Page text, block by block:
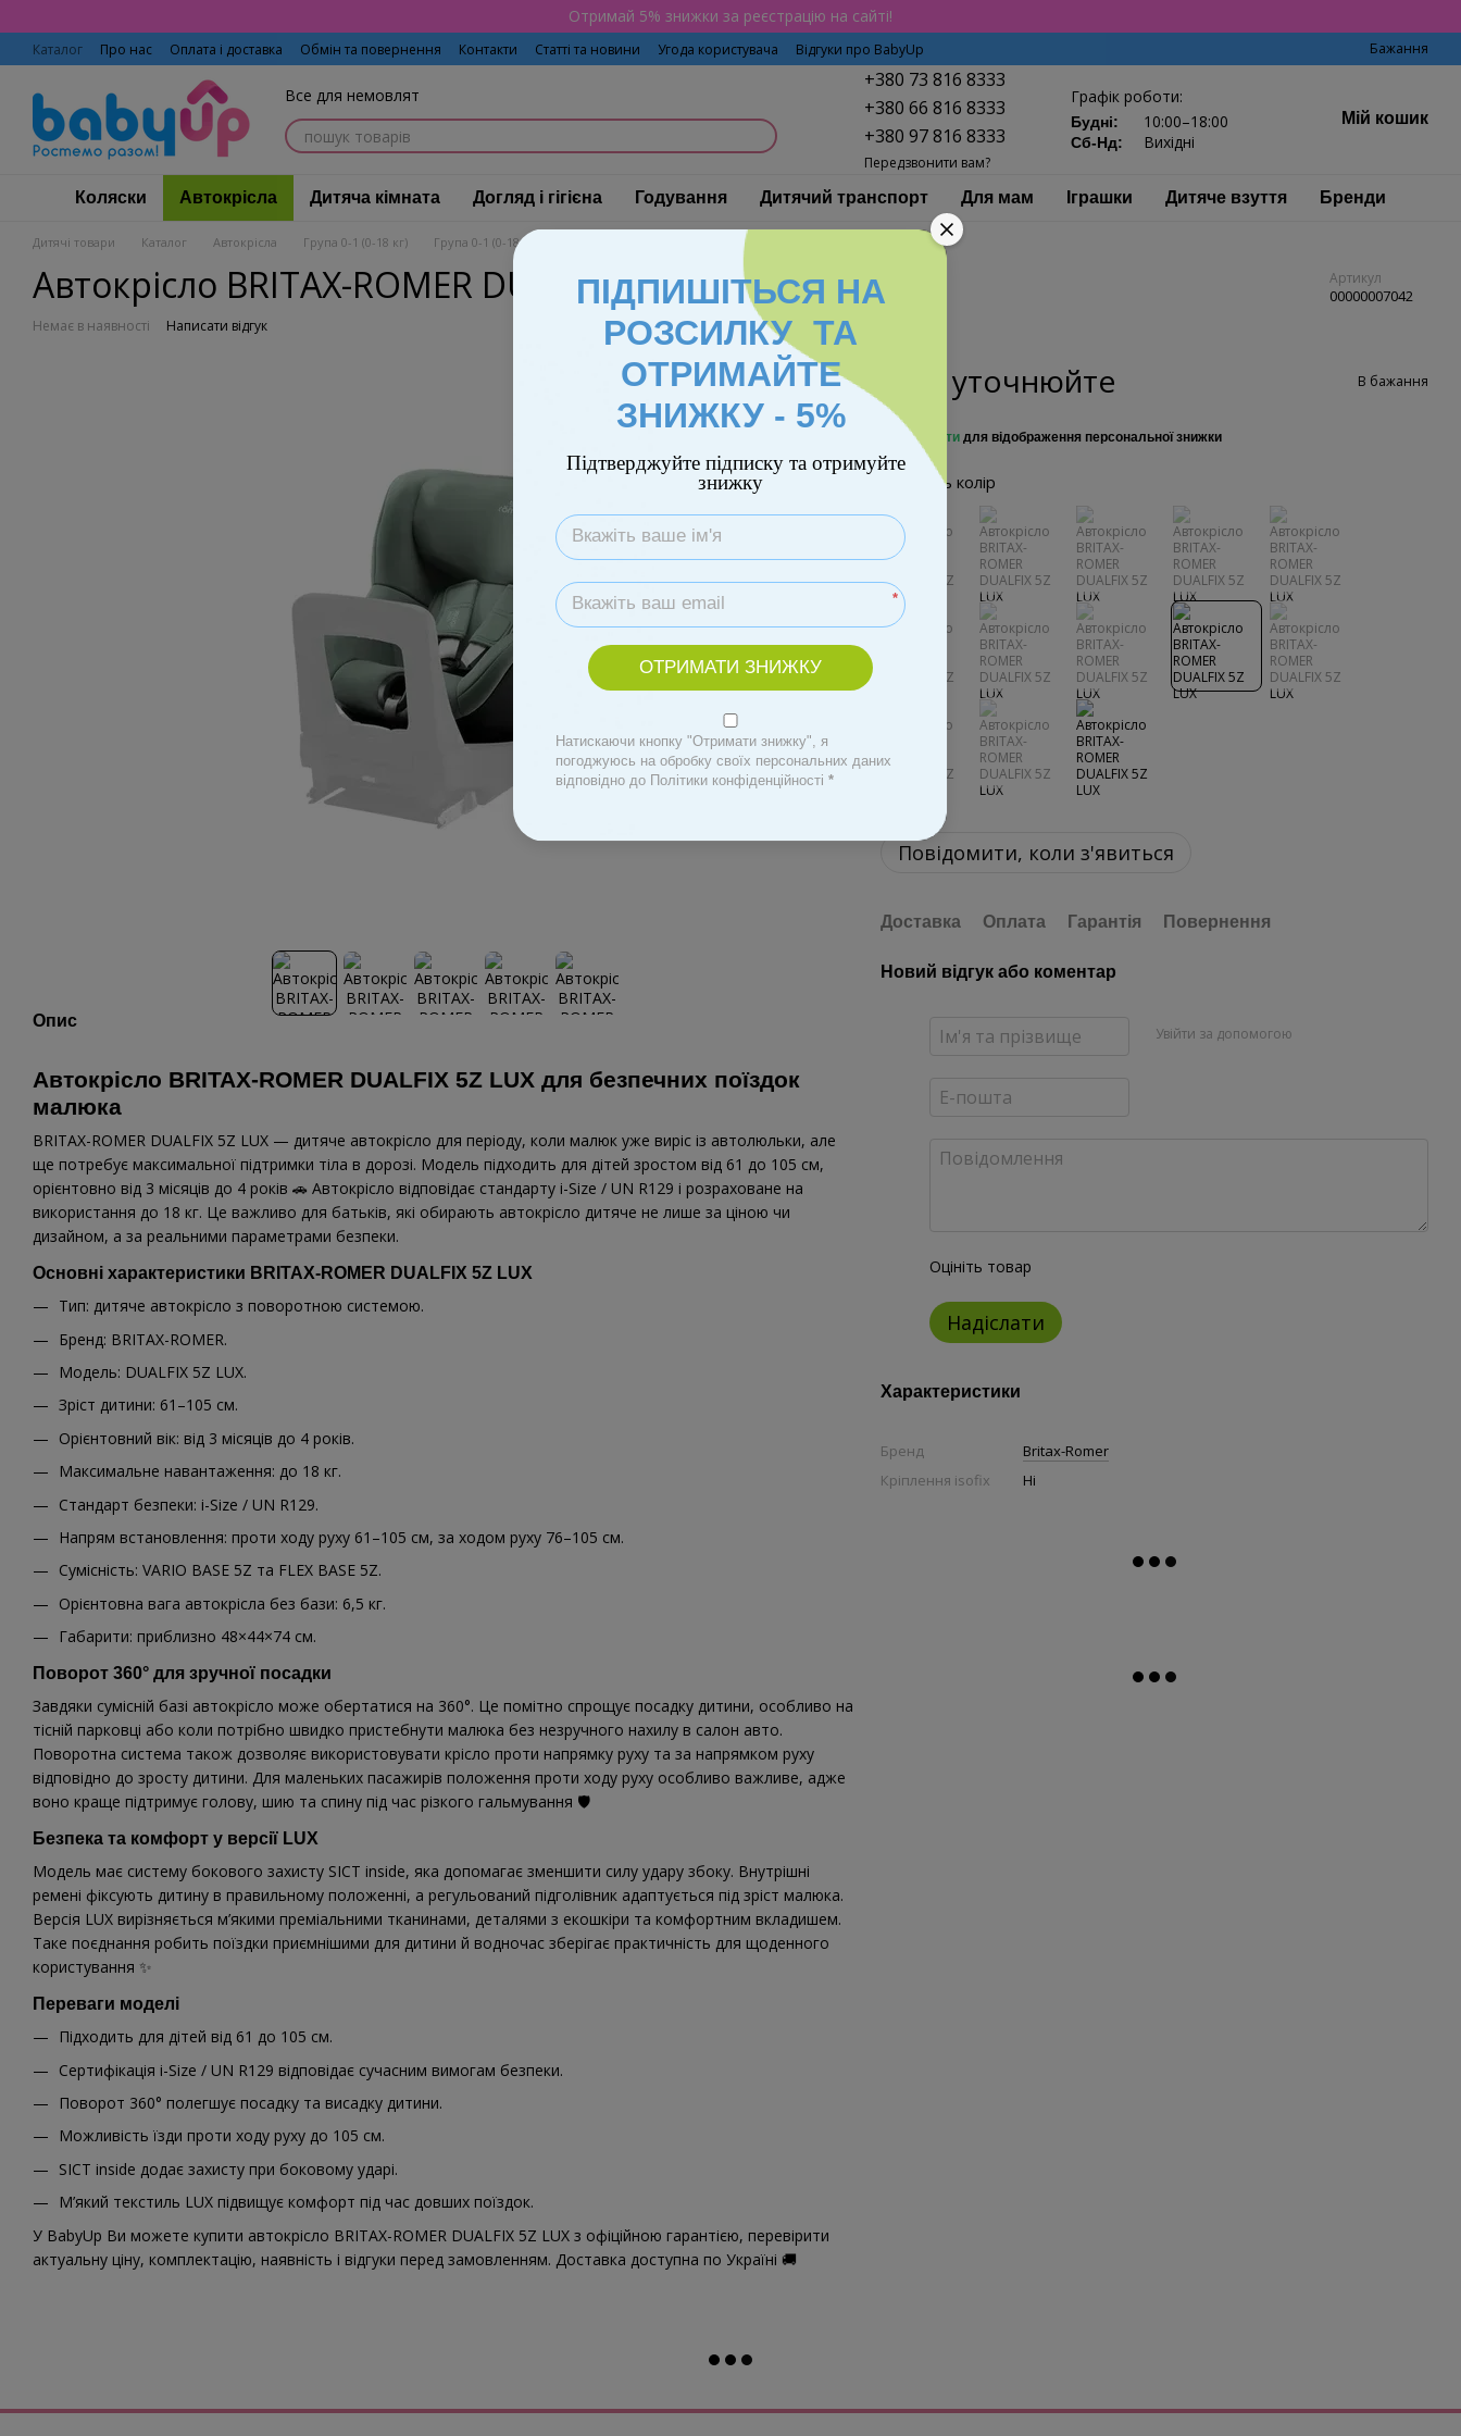
Отримай 5% знижки за реєстрацію на сайті!
Каталог Про нас Оплата і доставка Обмін та повернення Контакти Статті та новини Угода користувача Відгуки про BabyUp Бажання
Все для немовлят
+380 73 816 8333
+380 66 816 8333
+380 97 816 8333
Передзвонити вам?
Графік роботи:
Будні: 10:00–18:00
Сб-Нд: Вихідні
Мій кошик
Коляски Автокрісла Дитяча кімната Догляд і гігієна Годування Дитячий транспорт Для мам Іграшки Дитяче взуття Бренди
Дитячі товари Каталог Автокрісла Група 0-1 (0-18 кг) Група 0-1 (0-18 кг) Britax-Romer Автокрісло BRITAX-ROMER DUALFIX 5Z Jade Green
Автокрісло BRITAX-ROMER DUALFIX 5Z Jade Green Артикул
00000007042
Немає в наявності Написати відгук
Опис
Автокрісло BRITAX-ROMER DUALFIX 5Z LUX для безпечних поїздок
малюка
BRITAX-ROMER DUALFIX 5Z LUX — дитяче автокрісло для періоду, коли малюк уже виріс із автолюльки, але
ще потребує максимальної підтримки тіла в дорозі. Модель підходить для дітей зростом від 61 до 105 см,
орієнтовно від 3 місяців до 4 років 🚗 Автокрісло відповідає стандарту i-Size / UN R129 і розраховане на
використання до 18 кг. Це важливо для батьків, які обирають автокрісло дитяче не лише за ціною чи
дизайном, а за реальними параметрами безпеки.
Основні характеристики BRITAX-ROMER DUALFIX 5Z LUX
Тип: дитяче автокрісло з поворотною системою.
Бренд: BRITAX-ROMER.
Модель: DUALFIX 5Z LUX.
Зріст дитини: 61–105 см.
Орієнтовний вік: від 3 місяців до 4 років.
Максимальне навантаження: до 18 кг.
Стандарт безпеки: i-Size / UN R129.
Напрям встановлення: проти ходу руху 61–105 см, за ходом руху 76–105 см.
Сумісність: VARIO BASE 5Z та FLEX BASE 5Z.
Орієнтовна вага автокрісла без бази: 6,5 кг.
Габарити: приблизно 48×44×74 см.
Поворот 360° для зручної посадки
Завдяки сумісній базі автокрісло може обертатися на 360°. Це помітно спрощує посадку дитини, особливо на
тісній парковці або коли потрібно швидко пристебнути малюка без незручного нахилу в салон авто.
Поворотна система також дозволяє використовувати крісло проти напрямку руху та за напрямком руху
відповідно до зросту дитини. Для маленьких пасажирів положення проти ходу руху особливо важливе, адже
воно краще підтримує голову, шию та спину під час різкого гальмування 🛡️
Безпека та комфорт у версії LUX
Модель має систему бокового захисту SICT inside, яка допомагає зменшити силу удару збоку. Внутрішні
ремені фіксують дитину в правильному положенні, а регульований підголівник адаптується під зріст малюка.
Версія LUX вирізняється м’якими преміальними тканинами, деталями з екошкіри та комфортним вкладишем.
Таке поєднання робить поїздки приємнішими для дитини й водночас зберігає практичність для щоденного
користування ✨
Переваги моделі
Підходить для дітей від 61 до 105 см.
Сертифікація i-Size / UN R129 відповідає сучасним вимогам безпеки.
Поворот 360° полегшує посадку та висадку дитини.
Можливість їзди проти ходу руху до 105 см.
SICT inside додає захисту при боковому ударі.
М’який текстиль LUX підвищує комфорт під час довших поїздок.
У BabyUp Ви можете купити автокрісло BRITAX-ROMER DUALFIX 5Z LUX з офіційною гарантією, перевірити
актуальну ціну, комплектацію, наявність і відгуки перед замовленням. Доставка доступна по Україні 🚚
Ціну уточнюйте В бажання
Увійти для відображення персональної знижки
Виберіть колір
Повідомити, коли з'явиться
Доставка Оплата Гарантія Повернення
Новий відгук або коментар
Увійти за допомогою
Оцініть товар
Надіслати
Характеристики
Бренд
Britax-Romer
Кріплення isofix
Ні
ПІДПИШІТЬСЯ НА
РОЗСИЛКУ ТА
ОТРИМАЙТЕ
ЗНИЖКУ - 5%
Підтверджуйте підписку та отримуйте
знижку
*
ОТРИМАТИ ЗНИЖКУ
Натискаючи кнопку "Отримати знижку", я
погоджуюсь на обробку своїх персональних даних
відповідно до Політики конфіденційності *